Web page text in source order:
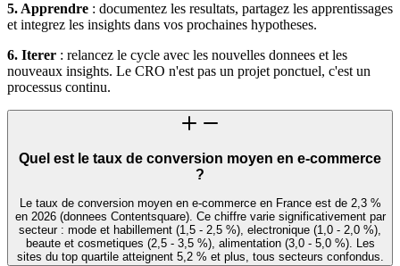
5. Apprendre : documentez les resultats, partagez les apprentissages
et integrez les insights dans vos prochaines hypotheses.
6. Iterer : relancez le cycle avec les nouvelles donnees et les
nouveaux insights. Le CRO n'est pas un projet ponctuel, c'est un
processus continu.
Quel est le taux de conversion moyen en e-commerce
?
Le taux de conversion moyen en e-commerce en France est de 2,3 %
en 2026 (donnees Contentsquare). Ce chiffre varie significativement par
secteur : mode et habillement (1,5 - 2,5 %), electronique (1,0 - 2,0 %),
beaute et cosmetiques (2,5 - 3,5 %), alimentation (3,0 - 5,0 %). Les
sites du top quartile atteignent 5,2 % et plus, tous secteurs confondus.